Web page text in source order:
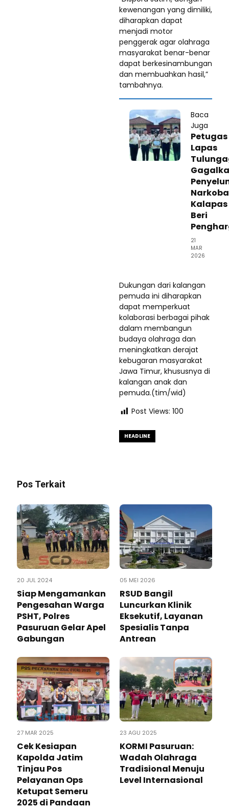
kewenangan yang dimiliki,
diharapkan dapat
menjadi motor
penggerak agar olahraga
masyarakat benar-benar
dapat berkesinambungan
dan membuahkan hasil,”
tambahnya.
Baca
Juga
Petugas
Lapas
Kalapas
Beri
21
MAR
2026
Dukungan dari kalangan
pemuda ini diharapkan
dapat memperkuat
kolaborasi berbagai pihak
dalam membangun
budaya olahraga dan
meningkatkan derajat
kebugaran masyarakat
Jawa Timur, khususnya di
kalangan anak dan
pemuda.(tim/wid)
Post Views: 100
HEADLINE
Pos Terkait
20 JUL 2024
Siap Mengamankan
Pengesahan Warga
PSHT, Polres
Pasuruan Gelar Apel
Gabungan
05 MEI 2026
RSUD Bangil
Luncurkan Klinik
Eksekutif, Layanan
Spesialis Tanpa
Antrean
27 MAR 2025
Cek Kesiapan
Kapolda Jatim
Tinjau Pos
Pelayanan Ops
Ketupat Semeru
2025 di Pandaan
23 AGU 2025
KORMI Pasuruan:
Wadah Olahraga
Tradisional Menuju
Level Internasional